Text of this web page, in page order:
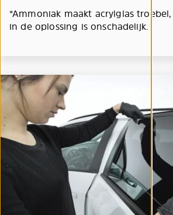
*Ammoniak maakt acrylglas
in de oplossing is onschadelijk.